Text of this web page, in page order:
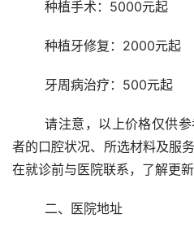
	种植手术：5000元起
	种植牙修复：2000元起
	牙周病治疗：500元起
	请注意，以上价格仅供参考，实际价格可能会根据患
者的口腔状况、所选材料及服
在就诊前与医院联系，了解更
	二、医院地址